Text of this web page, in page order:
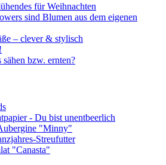
für Weihnachten
sind Blumen aus dem eigenen
– clever & stylisch
bzw. ernten?
- Du bist unentbeerlich
"Minny"
Streufutter
"Canasta"